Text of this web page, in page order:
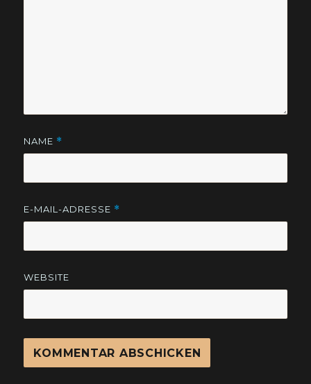
NAME *
E-MAIL-ADRESSE *
WEBSITE